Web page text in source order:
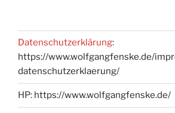
Datenschutzerklärung:
https://www.wolfgangfenske.de/
datenschutzerklaerung/
HP: https://www.wolfgangfenske.de/